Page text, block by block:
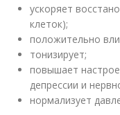
ускоряет
клеток);
положительно
тонизирует;
повышает
депрессии и
нормализует